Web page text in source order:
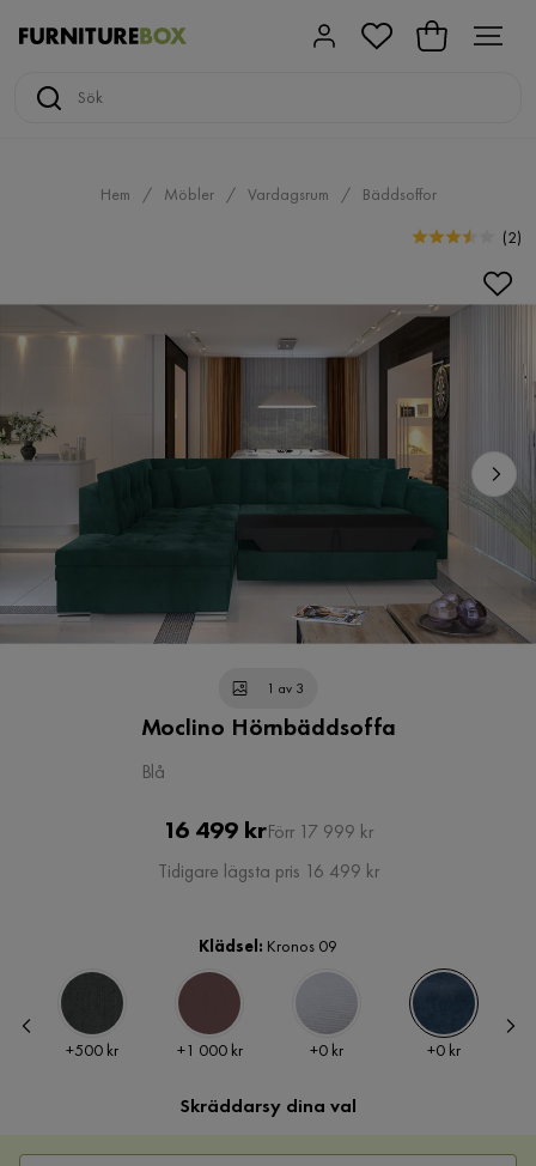
Hem Möbler Vardagsrum
Bäddsoffor
(2)
1 av 3
Moclino Hörnbäddsoffa
Blå
Pris
16 499 krOriginal
Pris
Förr 17 999 kr
Tidigare lägsta pris 16 499 kr
Klädsel: Kronos 09
Pris
+500 kr Pris
+1 000 kr Pris
+0 kr Pris
+0 kr
Skräddarsy dina val